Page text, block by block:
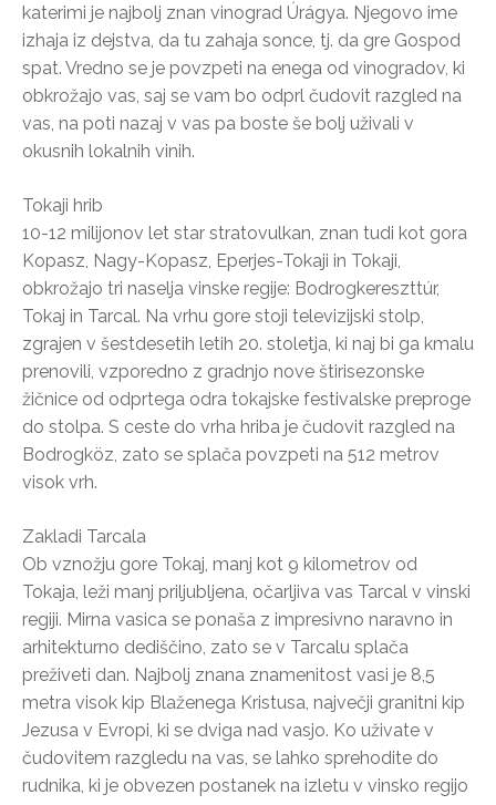
katerimi je najbolj znan vinograd Úrágya. Njegovo ime
izhaja iz dejstva, da tu zahaja sonce, tj. da gre Gospod
spat. Vredno se je povzpeti na enega od vinogradov, ki
obkrožajo vas, saj se vam bo odprl čudovit razgled na
vas, na poti nazaj v vas pa boste še bolj uživali v
okusnih lokalnih vinih.
Tokaji hrib
10-12 milijonov let star stratovulkan, znan tudi kot gora
Kopasz, Nagy-Kopasz, Eperjes-Tokaji in Tokaji,
obkrožajo tri naselja vinske regije: Bodrogkereszttúr,
Tokaj in Tarcal. Na vrhu gore stoji televizijski stolp,
zgrajen v šestdesetih letih 20. stoletja, ki naj bi ga kmalu
prenovili, vzporedno z gradnjo nove štirisezonske
žičnice od odprtega odra tokajske festivalske preproge
do stolpa. S ceste do vrha hriba je čudovit razgled na
Bodrogköz, zato se splača povzpeti na 512 metrov
visok vrh.
Zakladi Tarcala
Ob vznožju gore Tokaj, manj kot 9 kilometrov od
Tokaja, leži manj priljubljena, očarljiva vas Tarcal v vinski
regiji. Mirna vasica se ponaša z impresivno naravno in
arhitekturno dediščino, zato se v Tarcalu splača
preživeti dan. Najbolj znana znamenitost vasi je 8,5
metra visok kip Blaženega Kristusa, največji granitni kip
Jezusa v Evropi, ki se dviga nad vasjo. Ko uživate v
čudovitem razgledu na vas, se lahko sprehodite do
rudnika, ki je obvezen postanek na izletu v vinsko regijo